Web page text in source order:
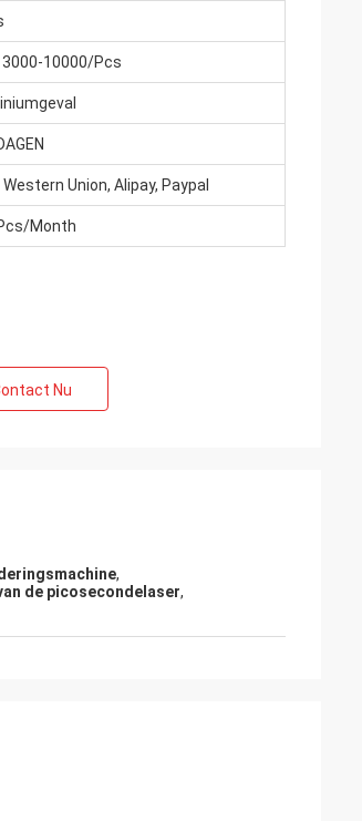
3000-10000/Pcs
Union, Alipay, Paypal
Month
Nu
,
de picosecondelaser,